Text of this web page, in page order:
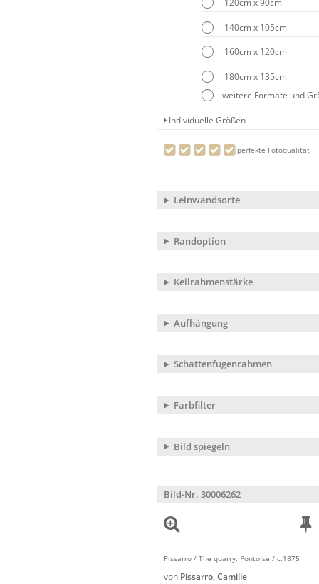
140cm x 105cm
160cm x 120cm
180cm x 135cm
weitere Formate und
Individuelle Größen
perfekte Fotoqualität
Leinwandsorte
Randoption
Keilrahmenstärke
Aufhängung
Schattenfugenrahmen
Farbfilter
Bild spiegeln
Bild-Nr. 30006262
Pissarro / The quarry, Pontoise / c.1875
von Pissarro, Camille